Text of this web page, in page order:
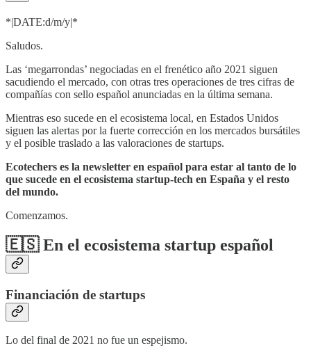
*|DATE:d/m/y|*
Saludos.
Las ‘megarrondas’ negociadas en el frenético año 2021 siguen
sacudiendo el mercado, con otras tres operaciones de tres cifras de
compañías con sello español anunciadas en la última semana.
Mientras eso sucede en el ecosistema local, en Estados Unidos
siguen las alertas por la fuerte corrección en los mercados bursátiles
y el posible traslado a las valoraciones de startups.
Ecotechers es la newsletter en español para estar al tanto de lo
que sucede en el ecosistema startup-tech en España y el resto
del mundo.
Comenzamos.
🇪🇸 En el ecosistema startup español
Financiación de startups
Lo del final de 2021 no fue un espejismo.